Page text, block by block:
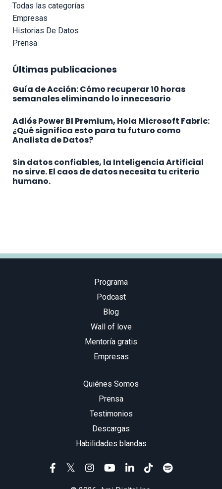
Todas las categorías
Empresas
Historias De Datos
Prensa
Últimas publicaciones
Guía de Acción: Cómo recuperar 10 horas
semanales eliminando lo innecesario
Adiós Power BI Premium, Hola Microsoft Fabric:
¿Qué significa esto para tu futuro como
Analista de Datos?
Sin datos confiables, la Inteligencia Artificial
no sirve. El caos de datos necesita tu criterio
humano.
Programa
Podcast
Blog
Wall of love
Mentoría gratis
Empresas
Quiénes Somos
Prensa
Testimonios
Descargas
Habilidades blandas